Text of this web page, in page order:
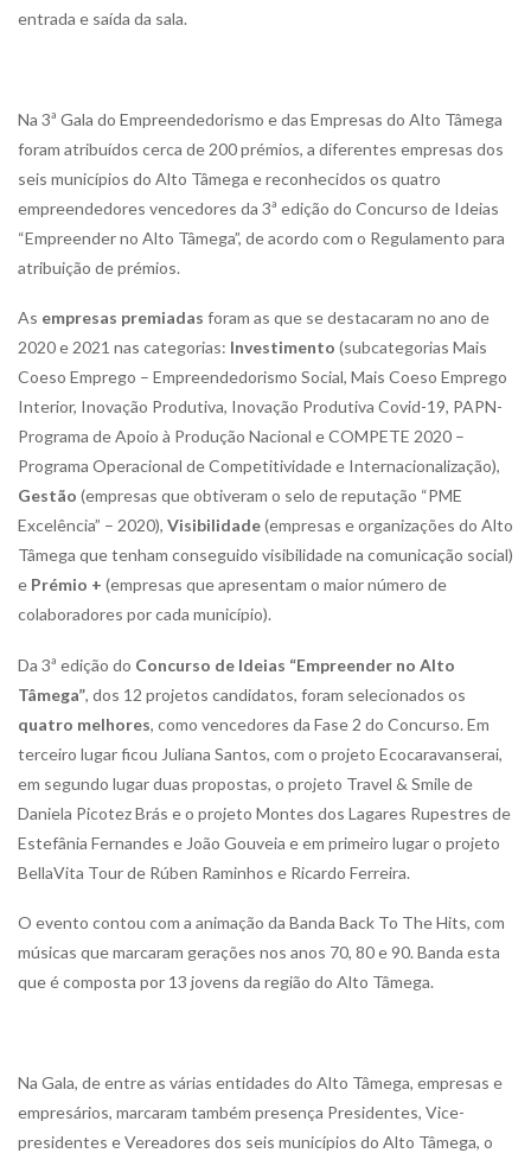
entrada e saída da sala.
Na 3ª Gala do Empreendedorismo e das Empresas do Alto Tâmega
foram atribuídos cerca de 200 prémios, a diferentes empresas dos
seis municípios do Alto Tâmega e reconhecidos os quatro
empreendedores vencedores da 3ª edição do Concurso de Ideias
“Empreender no Alto Tâmega”, de acordo com o Regulamento para
atribuição de prémios.
As empresas premiadas foram as que se destacaram no ano de
2020 e 2021 nas categorias: Investimento (subcategorias Mais
Coeso Emprego – Empreendedorismo Social, Mais Coeso Emprego
Interior, Inovação Produtiva, Inovação Produtiva Covid-19, PAPN-
Programa de Apoio à Produção Nacional e COMPETE 2020 –
Programa Operacional de Competitividade e Internacionalização),
Gestão (empresas que obtiveram o selo de reputação “PME
Excelência” – 2020), Visibilidade(empresas e organizações do Alto
Tâmega que tenham conseguido visibilidade na comunicação social)
e Prémio + (empresas que apresentam o maior número de
colaboradores por cada município).
Da 3ª edição do Concurso de Ideias “Empreender no Alto
Tâmega”, dos 12 projetos candidatos, foram selecionados os
quatro melhores, como vencedores da Fase 2 do Concurso. Em
terceiro lugar ficou Juliana Santos, com o projeto Ecocaravanserai,
em segundo lugar duas propostas, o projeto Travel & Smile de
Daniela Picotez Brás e o projeto Montes dos Lagares Rupestres de
Estefânia Fernandes e João Gouveia e em primeiro lugar o projeto
BellaVita Tour de Rúben Raminhos e Ricardo Ferreira.
O evento contou com a animação da Banda Back To The Hits, com
músicas que marcaram gerações nos anos 70, 80 e 90. Banda esta
que é composta por 13 jovens da região do Alto Tâmega.
Na Gala, de entre as várias entidades do Alto Tâmega, empresas e
empresários, marcaram também presença Presidentes, Vice-
presidentes e Vereadores dos seis municípios do Alto Tâmega, o